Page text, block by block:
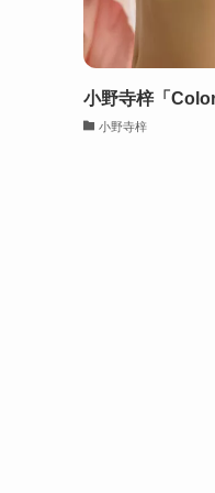
小野寺梓「
小野寺梓